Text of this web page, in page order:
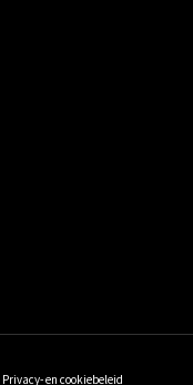
Privacy- en cookiebeleid